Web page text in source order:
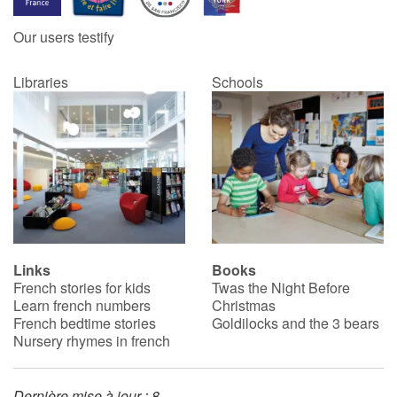
Catalogue anglais
Contraste +
Help
Home
Family
Schools
Libraries
Our users testify
Libraries Schools
Links
French stories for kids
Learn french numbers
French bedtime stories
Nursery rhymes in french
Books
Twas the Night Before
Christmas
Goldilocks and the 3 bears